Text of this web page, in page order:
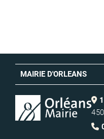
MAIRIE D'ORLEANS
1